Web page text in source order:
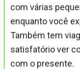
com várias
enquanto você
Também tem
satisfatório ver
com o presente.